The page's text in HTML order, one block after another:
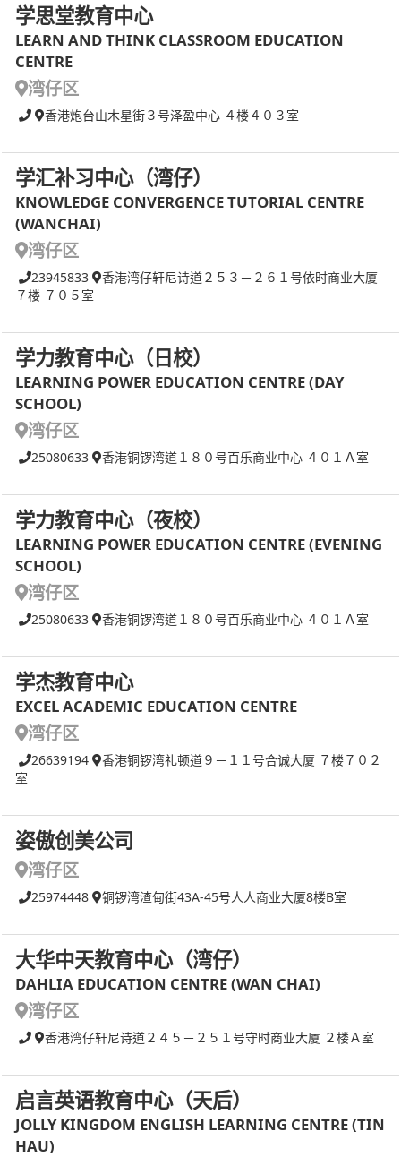
学思堂教育中心
LEARN AND THINK CLASSROOM EDUCATION
CENTRE
湾仔区
香港炮台山木星街３号泽盈中心 ４楼４０３室
学汇补习中心（湾仔）
KNOWLEDGE CONVERGENCE TUTORIAL CENTRE
(WANCHAI)
湾仔区
23945833
香港湾仔轩尼诗道２５３－２６１号依时商业大厦
７楼 ７０５室
学力教育中心（日校）
LEARNING POWER EDUCATION CENTRE (DAY
SCHOOL)
湾仔区
25080633 香港铜锣湾道１８０号百乐商业中心 ４０１Ａ室
学力教育中心（夜校）
LEARNING POWER EDUCATION CENTRE (EVENING
SCHOOL)
湾仔区
25080633 香港铜锣湾道１８０号百乐商业中心 ４０１Ａ室
学杰教育中心
EXCEL ACADEMIC EDUCATION CENTRE
湾仔区
26639194
香港铜锣湾礼顿道９－１１号合诚大厦 ７楼７０２
室
姿傲创美公司
湾仔区
25974448 铜锣湾渣甸街43A-45号人人商业大厦8楼B室
大华中天教育中心（湾仔）
DAHLIA EDUCATION CENTRE (WAN CHAI)
湾仔区
香港湾仔轩尼诗道２４５－２５１号守时商业大厦 ２楼Ａ室
启言英语教育中心（天后）
JOLLY KINGDOM ENGLISH LEARNING CENTRE (TIN
HAU)